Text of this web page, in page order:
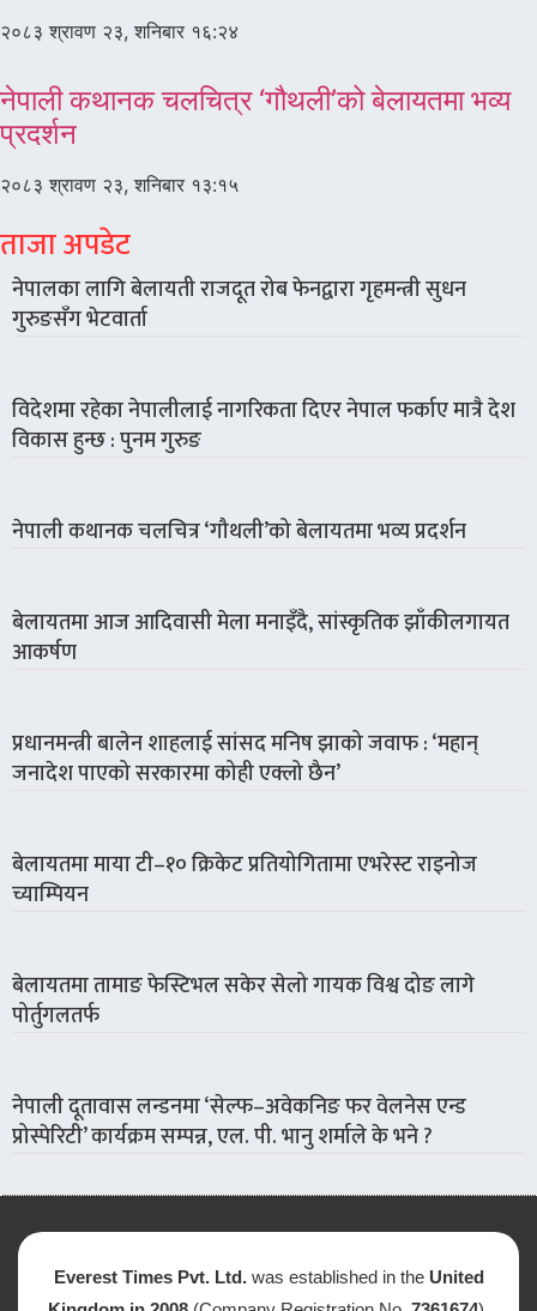
२०८३ श्रावण २३, शनिबार १६:२४
नेपाली कथानक चलचित्र ‘गौथली’को बेलायतमा भव्य
प्रदर्शन
२०८३ श्रावण २३, शनिबार १३:१५
ताजा अपडेट
नेपालका लागि बेलायती राजदूत रोब फेनद्वारा गृहमन्त्री सुधन
गुरुङसँग भेटवार्ता
विदेशमा रहेका नेपालीलाई नागरिकता दिएर नेपाल फर्काए मात्रै देश
विकास हुन्छ : पुनम गुरुङ
नेपाली कथानक चलचित्र ‘गौथली’को बेलायतमा भव्य प्रदर्शन
बेलायतमा आज आदिवासी मेला मनाइँदै, सांस्कृतिक झाँकीलगायत
आकर्षण
प्रधानमन्त्री बालेन शाहलाई सांसद मनिष झाको जवाफ : ‘महान्
जनादेश पाएको सरकारमा कोही एक्लो छैन’
बेलायतमा माया टी–१० क्रिकेट प्रतियोगितामा एभरेस्ट राइनोज
च्याम्पियन
बेलायतमा तामाङ फेस्टिभल सकेर सेलो गायक विश्व दोङ लागे
पोर्तुगलतर्फ
नेपाली दूतावास लन्डनमा ‘सेल्फ–अवेकनिङ फर वेलनेस एन्ड
प्रोस्पेरिटी’ कार्यक्रम सम्पन्न, एल. पी. भानु शर्माले के भने ?
Everest Times Pvt. Ltd. was established in the United